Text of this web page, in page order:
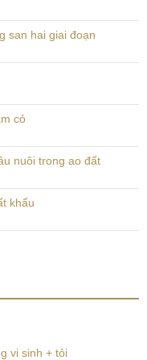
san hai giai đoạn
cỏ
nuôi trong ao đất
khẩu
vi sinh + tỏi